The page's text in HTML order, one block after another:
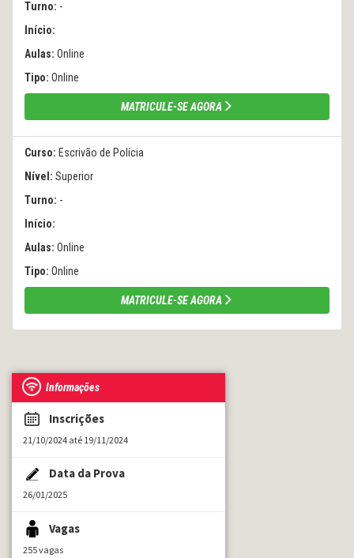
Turno: -
Início:
Aulas: Online
Tipo: Online
MATRICULE-SE AGORA
Curso: Escrivão de Polícia
Nível: Superior
Turno: -
Início:
Aulas: Online
Tipo: Online
MATRICULE-SE AGORA
Informações
Inscrições
21/10/2024 até 19/11/2024
Data da Prova
26/01/2025
Vagas
255 vagas